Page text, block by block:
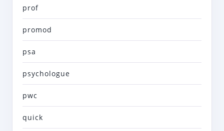
prof
promod
psa
psychologue
pwc
quick